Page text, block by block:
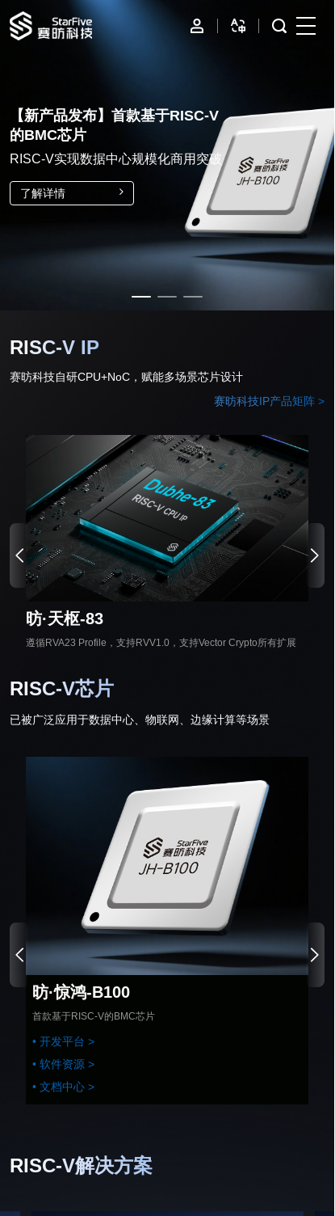
IP
边缘计算
数据中心
【新产品发布】首款基于RISC-V
的BMC芯片
RISC-V实现数据中心规模化商用突破
了解详情
RISC-V IP
赛昉科技自研CPU+NoC，赋能多场景芯片设计
赛昉科技IP产品矩阵 >
昉·天枢-83
遵循RVA23 Profile，支持RVV1.0，支持Vector Crypto所有扩展
RISC-V芯片
已被广泛应用于数据中心、物联网、边缘计算等场景
昉·惊鸿-B100
首款基于RISC-V的BMC芯片
• 开发平台 >
• 软件资源 >
• 文档中心 >
RISC-V解决方案